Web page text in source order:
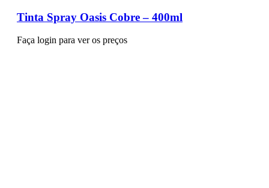
Tinta Spray Oasis Cobre – 400ml
Faça login para ver os preços